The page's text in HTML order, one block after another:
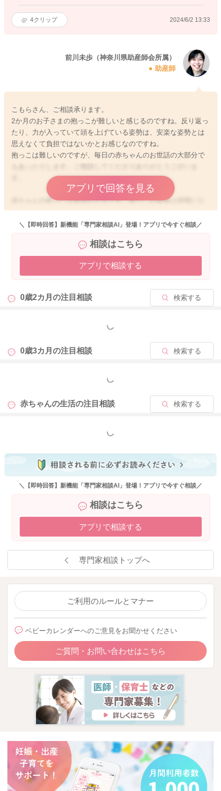
4クリップ 2024/6/2 13:33
前川未歩（神奈川県助産師会所属）
助産師
こもらさん、ご相談承ります。
2か月のお子さまの抱っこが難しいと感じるのですね。反り返っ
たり、力が入っていて頭を上げている姿勢は、安楽な姿勢とは
思えなくて負担ではないかとお感じなのですね。
抱っこは難しいのですが、毎日の赤ちゃんのお世話の大部分で
赤ちゃんの抱っこは姿勢の土台です。抱っこの姿勢は習慣にな
りやすいのです。いつもの抱っこに慣れると、この姿勢が好き
だと思い込み、決まった抱っこでないと泣くことはあります。
若い月齢のうちに心地よい抱っこを知って、横抱っこで安心で
きるようになると、親御さんも赤ちゃんも抱っこが楽しくなり
まんまる抱っこはお試しになりましたでしょうか？
赤ちゃんの首からお尻にかけて、まるい姿勢を作ります。親御
んのお尻は腕とお腹の間の丸の中にスポンと収めるような抱き
赤ちゃんの頭や肩を持ってくるようにすると、目線が高くな
り、月齢が進んだお子さまでも飽きずに抱っこできます。
動画などで発信されていることもありますが、実際のお子さま
を抱っこしながら一緒に体験される方が、しっくりと体に馴染
首を上げている姿勢は、背骨や背中の筋肉に大きな負担をかけ
だけおでこや頬をつけて力が抜けるように背中をさすってあげ
抱っこの練習ができるまでは、うつ伏せ運動のときに、背中を
優しくマッサージしてあげましょう。マッサージをしていて
いです。力が入っていたとしたら、焦らずに、親御さんが深呼
吸をしながらゆっくりと揺らして力が抜ける感覚を覚えてもら
かなと思いました。よろしかったら参考になさってください。
よろしくお願いいたします。
アプリで回答を見る
2024/6/2 17:38
＼【即時回答】新機能「専門家相談AI」登場！アプリで今すぐ相談／
相談はこちら
アプリで相談する
0歳2カ月の注目相談 検索する
もっと見る
0歳3カ月の注目相談 検索する
もっと見る
赤ちゃんの生活の注目相談 検索する
もっと見る
＼【即時回答】新機能「専門家相談AI」登場！アプリで今すぐ相談／
相談はこちら
アプリで相談する
専門家相談トップへ
ご利用のルールとマナー
ベビーカレンダーへのご意見をお聞かせください
ご質問・お問い合わせはこちら